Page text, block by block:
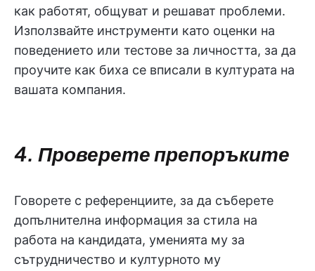
как работят, общуват и решават проблеми.
Използвайте инструменти като оценки на
поведението или тестове за личността, за да
проучите как биха се вписали в културата на
вашата компания.
4. Проверете препоръките
Говорете с референциите, за да съберете
допълнителна информация за стила на
работа на кандидата, уменията му за
сътрудничество и културното му